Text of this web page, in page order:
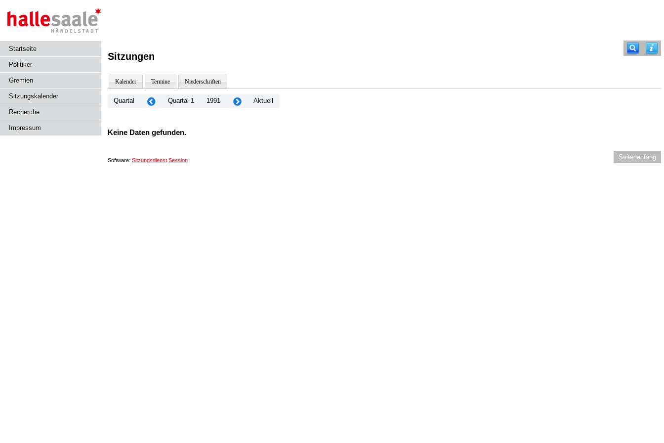
Startseite
Politiker
Gremien
Sitzungskalender
Recherche
Impressum
Sitzungen
Kalender Termine Niederschriften
Quartal Quartal 1 1991 Aktuell
Keine Daten gefunden.
Seitenanfang
Software: Sitzungsdienst Session